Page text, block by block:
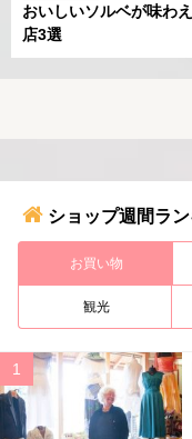
おいしいソルベが味わ
店3選
ショップ週間ラ
お買い物
観光